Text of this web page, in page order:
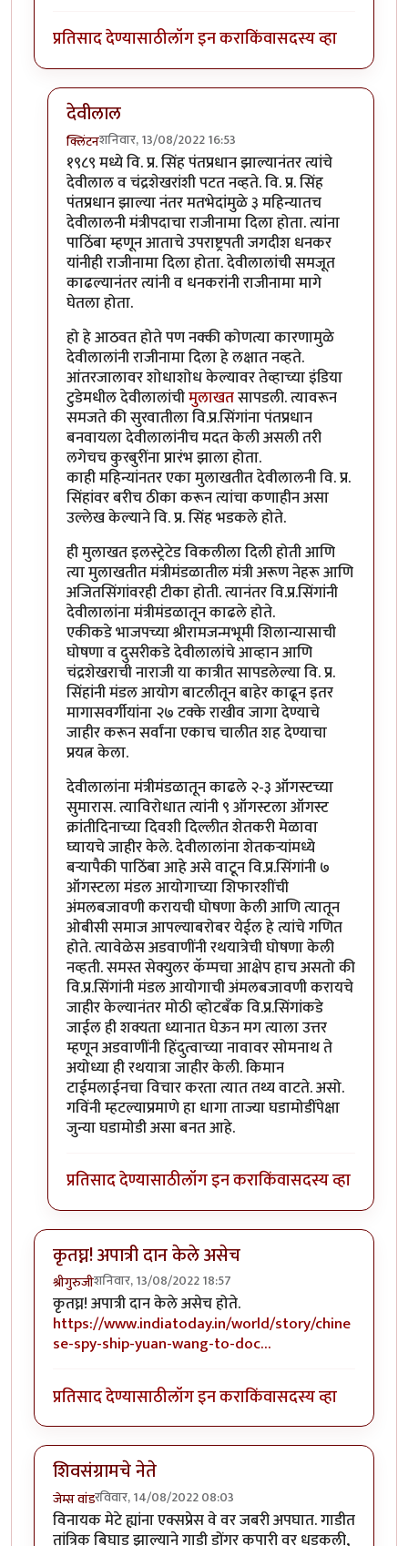
प्रतिसाद देण्यासाठीलॉग इन कराकिंवासदस्य व्हा
देवीलाल
क्लिंटनशनिवार, 13/08/2022 16:53
In reply toभारतीय राजकारणातील दोनbyश्रीगुरुजी
१९८९ मध्ये वि. प्र. सिंह पंतप्रधान झाल्यानंतर त्यांचे
देवीलाल व चंद्रशेखरांशी पटत नव्हते. वि. प्र. सिंह
पंतप्रधान झाल्या नंतर मतभेदांमुळे ३ महिन्यातच
देवीलालनी मंत्रीपदाचा राजीनामा दिला होता. त्यांना
पाठिंबा म्हणून आताचे उपराष्ट्रपती जगदीश धनकर
यांनीही राजीनामा दिला होता. देवीलालांची समजूत
काढल्यानंतर त्यांनी व धनकरांनी राजीनामा मागे
घेतला होता.
हो हे आठवत होते पण नक्की कोणत्या कारणामुळे
देवीलालांनी राजीनामा दिला हे लक्षात नव्हते.
आंतरजालावर शोधाशोध केल्यावर तेव्हाच्या इंडिया
टुडेमधील देवीलालांचीमुलाखतसापडली. त्यावरून
समजते की सुरवातीला वि.प्र.सिंगांना पंतप्रधान
बनवायला देवीलालांनीच मदत केली असली तरी
लगेचच कुरबुरींना प्रारंभ झाला होता.
काही महिन्यांनतर एका मुलाखतीत देवीलालनी वि. प्र.
सिंहांवर बरीच ठीका करून त्यांचा कणाहीन असा
उल्लेख केल्याने वि. प्र. सिंह भडकले होते.
ही मुलाखत इलस्ट्रेटेड विकलीला दिली होती आणि
त्या मुलाखतीत मंत्रीमंडळातील मंत्री अरूण नेहरू आणि
अजितसिंगांवरही टीका होती. त्यानंतर वि.प्र.सिंगांनी
देवीलालांना मंत्रीमंडळातून काढले होते.
एकीकडे भाजपच्या श्रीरामजन्मभूमी शिलान्यासाची
घोषणा व दुसरीकडे देवीलालांचे आव्हान आणि
चंद्रशेखराची नाराजी या कात्रीत सापडलेल्या वि. प्र.
सिंहांनी मंडल आयोग बाटलीतून बाहेर काढून इतर
मागासवर्गीयांना २७ टक्के राखीव जागा देण्याचे
जाहीर करून सर्वांना एकाच चालीत शह देण्याचा
प्रयत्न केला.
देवीलालांना मंत्रीमंडळातून काढले २-३ ऑगस्टच्या
सुमारास. त्याविरोधात त्यांनी ९ ऑगस्टला ऑगस्ट
क्रांतीदिनाच्या दिवशी दिल्लीत शेतकरी मेळावा
घ्यायचे जाहीर केले. देवीलालांना शेतकर्‍यांमध्ये
बर्‍यापैकी पाठिंबा आहे असे वाटून वि.प्र.सिंगांनी ७
ऑगस्टला मंडल आयोगाच्या शिफारशींची
अंमलबजावणी करायची घोषणा केली आणि त्यातून
ओबीसी समाज आपल्याबरोबर येईल हे त्यांचे गणित
होते. त्यावेळेस अडवाणींनी रथयात्रेची घोषणा केली
नव्हती. समस्त सेक्युलर कॅम्पचा आक्षेप हाच असतो की
वि.प्र.सिंगांनी मंडल आयोगाची अंमलबजावणी करायचे
जाहीर केल्यानंतर मोठी व्होटबँक वि.प्र.सिंगांकडे
जाईल ही शक्यता ध्यानात घेऊन मग त्याला उत्तर
म्हणून अडवाणींनी हिंदुत्वाच्या नावावर सोमनाथ ते
अयोध्या ही रथयात्रा जाहीर केली. किमान
टाईमलाईनचा विचार करता त्यात तथ्य वाटते. असो.
गविंनी म्हटल्याप्रमाणे हा धागा ताज्या घडामोडींपेक्षा
जुन्या घडामोडी असा बनत आहे.
प्रतिसाद देण्यासाठीलॉग इन कराकिंवासदस्य व्हा
कृतघ्न! अपात्री दान केले असेच
श्रीगुरुजीशनिवार, 13/08/2022 18:57
कृतघ्न! अपात्री दान केले असेच होते.
https://www.indiatoday.in/world/story/chine
se-spy-ship-yuan-wang-to-doc…
प्रतिसाद देण्यासाठीलॉग इन कराकिंवासदस्य व्हा
शिवसंग्रामचे नेते
जेम्स वांडरविवार, 14/08/2022 08:03
विनायक मेटे ह्यांना एक्सप्रेस वे वर जबरी अपघात. गाडीत
तांत्रिक बिघाड झाल्याने गाडी डोंगर कपारी वर धडकली,